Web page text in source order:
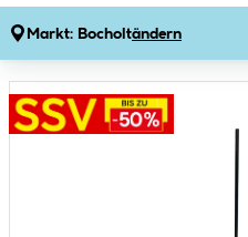
Markt: Bocholtändern
Artikelnummer: 253404
Bildergalerie überspringen